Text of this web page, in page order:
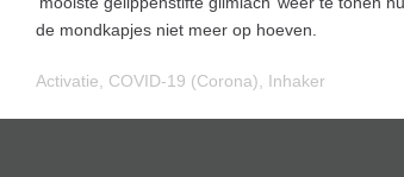
de mondkapjes niet meer op hoeven.
Activatie COVID-19 (Corona) Inhaker